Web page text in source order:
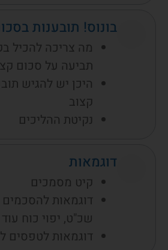
בונוס! תובענות
מה צריכה להכיל
תביעה על סכום
היכן יש להגיש
קצוב
נקיטת ההליכים
דוגמאות
קיט מסמכים
דוגמאות להסכמים
שכ"ט, יפוי כוח עוד
דוגמאות לטפסים